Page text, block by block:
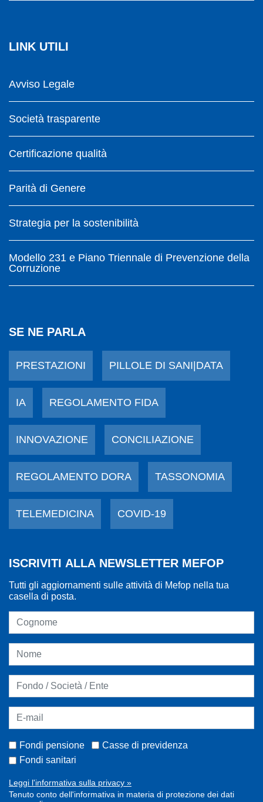
LINK UTILI
Avviso Legale
Società trasparente
Certificazione qualità
Parità di Genere
Strategia per la sostenibilità
Modello 231 e Piano Triennale di Prevenzione della
Corruzione
SE NE PARLA
PRESTAZIONI PILLOLE DI SANI|DATA
IA REGOLAMENTO FIDA
INNOVAZIONE CONCILIAZIONE
REGOLAMENTO DORA TASSONOMIA
TELEMEDICINA COVID-19
ISCRIVITI ALLA NEWSLETTER MEFOP
Tutti gli aggiornamenti sulle attività di Mefop nella tua
casella di posta.
Fondi pensione
Casse di previdenza
Fondi sanitari
Leggi l'informativa sulla privacy »
Tenuto conto dell'informativa in materia di protezione dei dati